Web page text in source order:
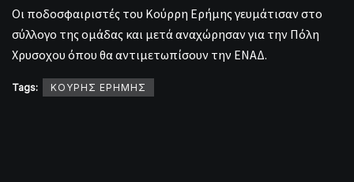
Οι ποδοσφαιριστές του Κούρρη Ερήμης γευμάτισαν στο
σύλλογο της ομάδας και μετά αναχώρησαν για την Πόλη
Χρυσοχου όπου θα αντιμετωπίσουν την ΕΝΑΔ.
Tags: ΚΟΥΡΗΣ ΕΡΗΜΗΣ